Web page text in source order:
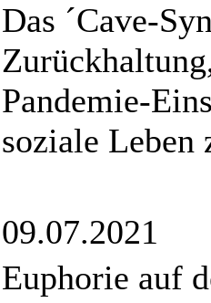
Das ´Cave-
Pandemie-
soziale Leben
09.07.2021
Euphorie auf